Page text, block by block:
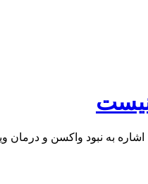
به نبود واکسن و درمان